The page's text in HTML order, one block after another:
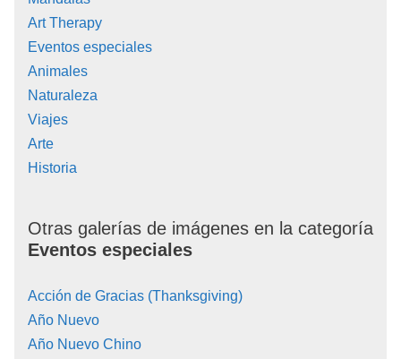
Art Therapy
Eventos especiales
Animales
Naturaleza
Viajes
Arte
Historia
Otras galerías de imágenes en la categoría
Eventos especiales
Acción de Gracias (Thanksgiving)
Año Nuevo
Año Nuevo Chino